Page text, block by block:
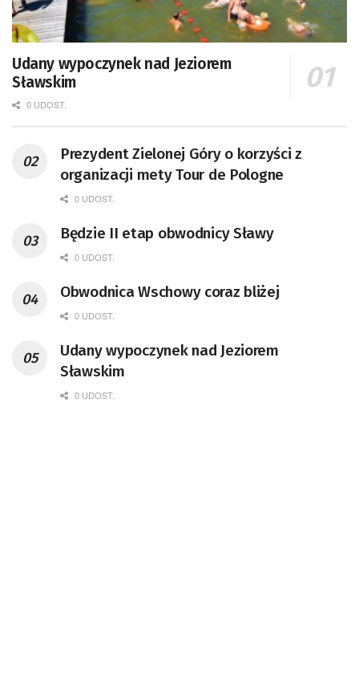
Udany wypoczynek nad Jeziorem
Sławskim
0 UDOST.
Prezydent Zielonej Góry o korzyści z
organizacji mety Tour de Pologne
0 UDOST.
Będzie II etap obwodnicy Sławy
0 UDOST.
Obwodnica Wschowy coraz bliżej
0 UDOST.
Udany wypoczynek nad Jeziorem
Sławskim
0 UDOST.